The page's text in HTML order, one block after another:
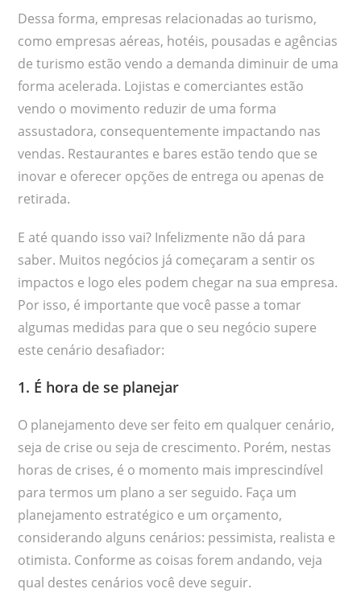
Dessa forma, empresas relacionadas ao turismo,
como empresas aéreas, hotéis, pousadas e agências
de turismo estão vendo a demanda diminuir de uma
forma acelerada. Lojistas e comerciantes estão
vendo o movimento reduzir de uma forma
assustadora, consequentemente impactando nas
vendas. Restaurantes e bares estão tendo que se
inovar e oferecer opções de entrega ou apenas de
retirada.
E até quando isso vai? Infelizmente não dá para
saber. Muitos negócios já começaram a sentir os
impactos e logo eles podem chegar na sua empresa.
Por isso, é importante que você passe a tomar
algumas medidas para que o seu negócio supere
este cenário desafiador:
1. É hora de se planejar
O planejamento deve ser feito em qualquer cenário,
seja de crise ou seja de crescimento. Porém, nestas
horas de crises, é o momento mais imprescindível
para termos um plano a ser seguido. Faça um
planejamento estratégico e um orçamento,
considerando alguns cenários: pessimista, realista e
otimista. Conforme as coisas forem andando, veja
qual destes cenários você deve seguir.